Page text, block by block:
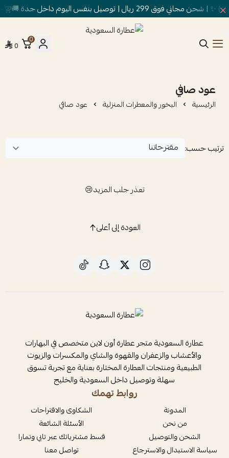
ريال | توصيل بنفس اليوم داخل جدة 🚚
0
0
عود صافي
الرئيسية البخور والمعطرات المنزلية عود صافي
ترتيب حسب:
تعذر جلب المزيد😢
العودة إلى أعلى
عطارة السعودية متجر عطارة أون لاين متخصص في البهارات
والأعشاب والزعفران والقهوة والشاي والمكسرات والزيوت
الطبيعية ومنتجات العطارة المختارة بعناية مع تجربة تسوق
سهلة وتوصيل داخل السعودية والخليج
روابط تهمك
المدونة
من نحن
الشحن والتوصيل
سياسة الاستبدال والاسترجاع
الشكاوى والاقتراحات
الأسئلة الشائعة
قسط مشترياتك عبر تابي وتمارا
تواصل معنا